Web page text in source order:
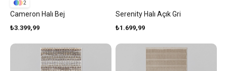
Cameron Halı Bej
₺3.399,99
2
Serenity Halı Açık Gri
₺1.699,99